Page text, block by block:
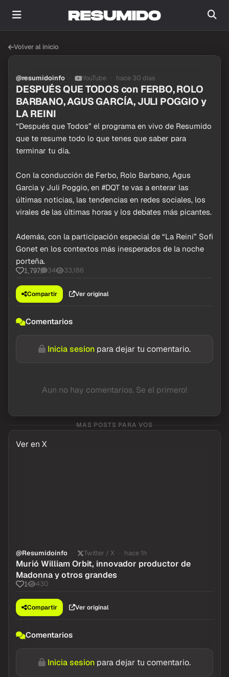
Volver al inicio
@resumidoinfo YouTube hace 30 dias
DESPUÉS QUE TODOS con FERBO, ROLO
BARBANO, AGUS GARCÍA, JULI POGGIO y
LA REINI
“Después que Todos” el programa en vivo de Resumido
que te resume todo lo que tenes que saber para
terminar tu día.
Con la conducción de Ferbo, Rolo Barbano, Agus
Garcia y Juli Poggio, en #DQT te vas a enterar las
últimas noticias, las tendencias en redes sociales, los
virales de las últimas horas y los debates más picantes.
Además, con la participación especial de “La Reini” Sofi
Gonet en los contextos más inesperados de la noche
porteña.
1,797 34 33,186
Compartir Ver original
Comentarios
Inicia sesion para dejar tu comentario.
Aun no hay comentarios. Se el primero!
MAS POSTS PARA VOS
Ver en X
@Resumidoinfo Twitter / X hace 1h
Murió William Orbit, innovador productor de
Madonna y otros grandes
1 430
Compartir Ver original
Comentarios
Inicia sesion para dejar tu comentario.